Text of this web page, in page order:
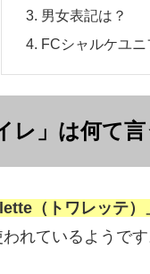
男女表記は？
FCシャルケユニ
レ」は何て言
（トワレッテ）
れているようです